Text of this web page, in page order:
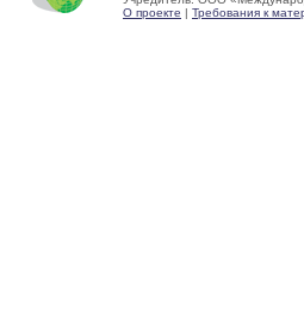
О проекте | Требования к